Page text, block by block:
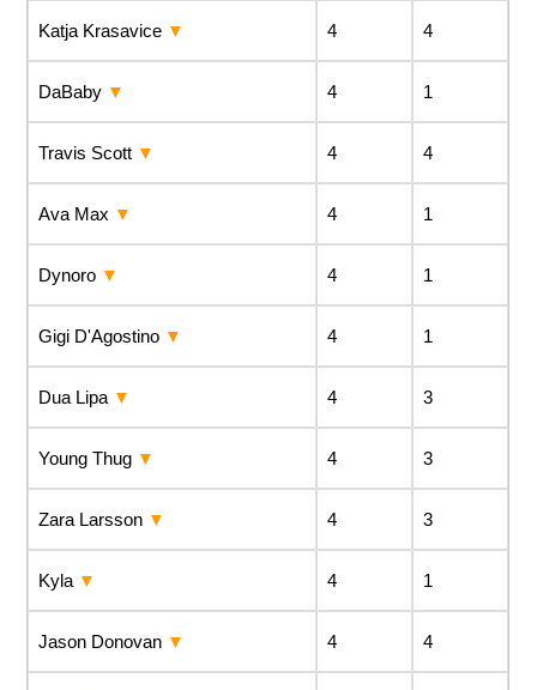
Katja Krasavice 4 4
DaBaby 4 1
Travis Scott 4 4
Ava Max 4 1
Dynoro 4 1
Gigi D'Agostino 4 1
Dua Lipa 4 3
Young Thug 4 3
Zara Larsson 4 3
Kyla 4 1
Jason Donovan 4 4